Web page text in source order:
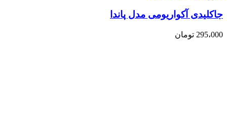
جاکلیدی آکواریومی مدل پاندا
295،000 تومان